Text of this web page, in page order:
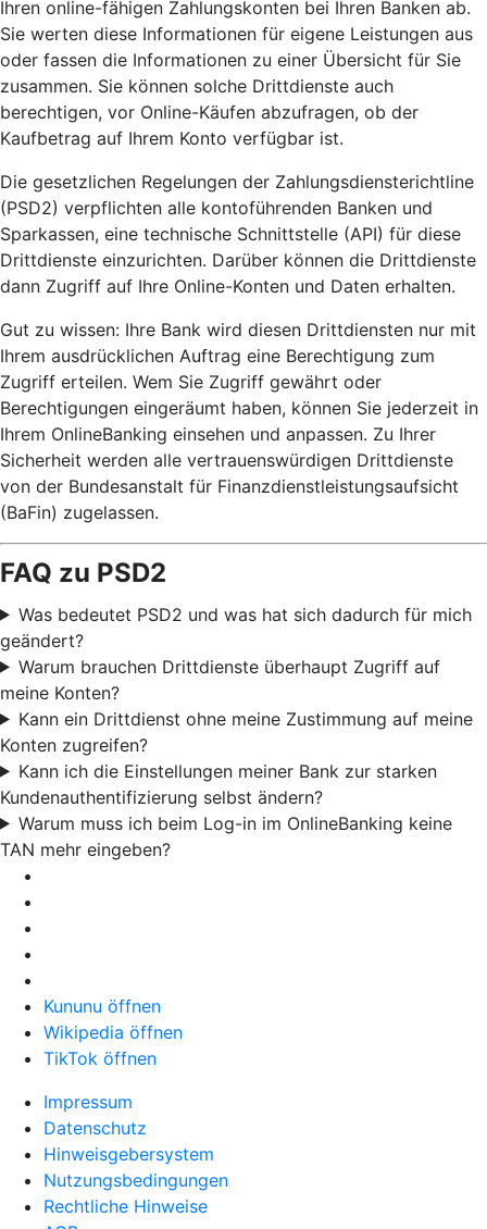
Ihren online-fähigen Zahlungskonten bei Ihren Banken ab.
Sie werten diese Informationen für eigene Leistungen aus
oder fassen die Informationen zu einer Übersicht für Sie
zusammen. Sie können solche Drittdienste auch
berechtigen, vor Online-Käufen abzufragen, ob der
Kaufbetrag auf Ihrem Konto verfügbar ist.
Die gesetzlichen Regelungen der Zahlungsdiensterichtline
(PSD2) verpflichten alle kontoführenden Banken und
Sparkassen, eine technische Schnittstelle (API) für diese
Drittdienste einzurichten. Darüber können die Drittdienste
dann Zugriff auf Ihre Online-Konten und Daten erhalten.
Gut zu wissen: Ihre Bank wird diesen Drittdiensten nur mit
Ihrem ausdrücklichen Auftrag eine Berechtigung zum
Zugriff erteilen. Wem Sie Zugriff gewährt oder
Berechtigungen eingeräumt haben, können Sie jederzeit in
Ihrem OnlineBanking einsehen und anpassen. Zu Ihrer
Sicherheit werden alle vertrauenswürdigen Drittdienste
von der Bundesanstalt für Finanzdienstleistungsaufsicht
(BaFin) zugelassen.
FAQ zu PSD2
Was bedeutet PSD2 und was hat sich dadurch für mich
geändert?
Warum brauchen Drittdienste überhaupt Zugriff auf
meine Konten?
Kann ein Drittdienst ohne meine Zustimmung auf meine
Konten zugreifen?
Kann ich die Einstellungen meiner Bank zur starken
Kundenauthentifizierung selbst ändern?
Warum muss ich beim Log-in im OnlineBanking keine
TAN mehr eingeben?
Kununu öffnen
Wikipedia öffnen
TikTok öffnen
Impressum
Datenschutz
Hinweisgebersystem
Nutzungsbedingungen
Rechtliche Hinweise